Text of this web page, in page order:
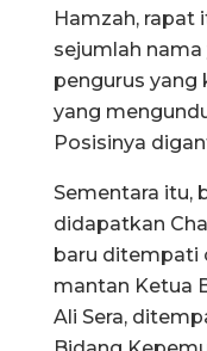
Hamzah, rapat
sejumlah
pengurus yang
yang
Posisinya
Sementara itu,
didapatkan
baru ditempati
mantan Ketua
Ali Sera,